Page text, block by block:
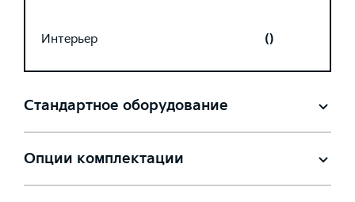
Интерьер ()
Стандартное оборудование
Опции комплектации